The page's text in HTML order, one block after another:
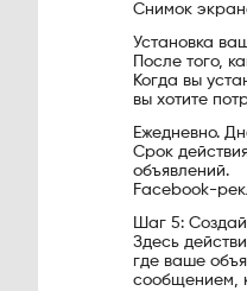
Снимок
Установка
После того,
Когда вы
вы хотите
Ежедневно.
Срок
объявлений.
Facebook-
Шаг 5:
Здесь
где ваше
сообщением,